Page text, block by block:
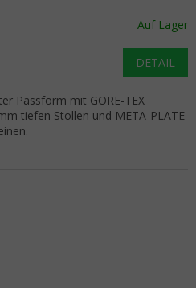
Auf Lager
DETAIL
Passform mit GORE-TEX
tiefen Stollen und META-PLATE